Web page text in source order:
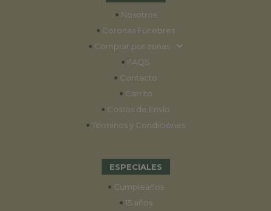
• Nosotros
• Coronas Fúnebres
• Comprar por zonas
• FAQS
• Contacto
• Carrito
• Costos de Envío
• Términos y Condiciones
ESPECIALES
• Cumpleaños
• 15 años